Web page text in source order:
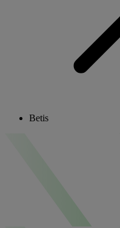
Betis